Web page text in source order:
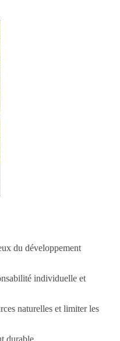
du développement
individuelle et
naturelles et limiter les
durable